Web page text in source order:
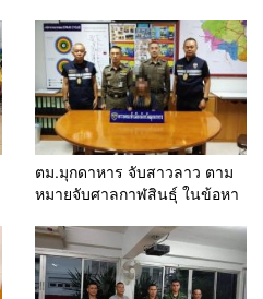
กระเทียมเถื่อนข้ามโขงมาเต็ม
ลำเรือ บริเวณท่าน้ำนาโปใหญ่
ตม.มุกดาหาร จับสาวลาว ตาม
หมายจับศาลกาฬสินธุ์ ในข้อหา
แดนเข้าเมือง ณ สะพาน
มิตรภาพ 2